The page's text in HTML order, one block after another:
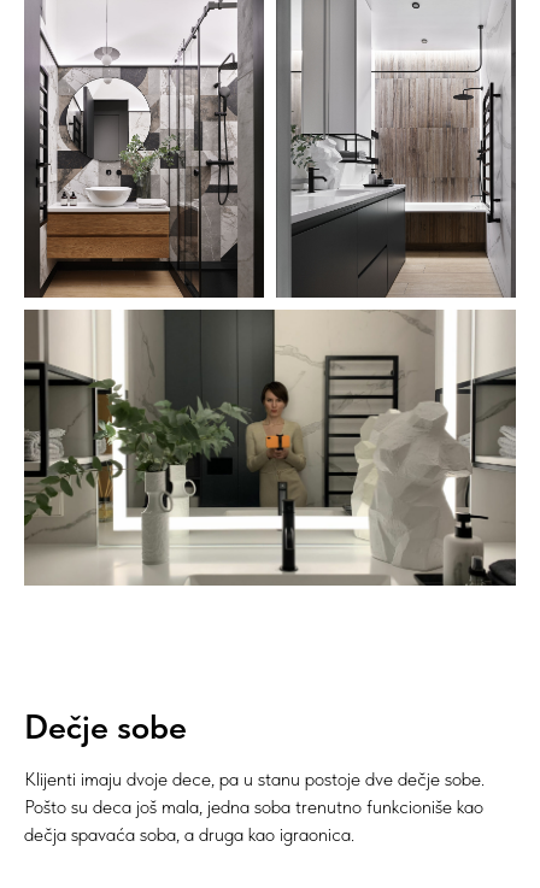
Dečje sobe
Klijenti imaju dvoje dece, pa u stanu postoje dve dečje sobe.
Pošto su deca još mala, jedna soba trenutno funkcioniše kao
dečja spavaća soba, a druga kao igraonica.